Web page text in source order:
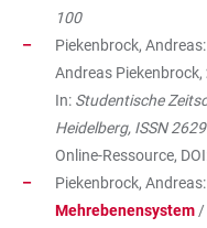
100
Piekenbrock, Andreas:
Andreas Piekenbrock,
In: Studentische
Heidelberg, ISSN
Online-Ressource,
Piekenbrock, Andreas:
Mehrebenensystem /